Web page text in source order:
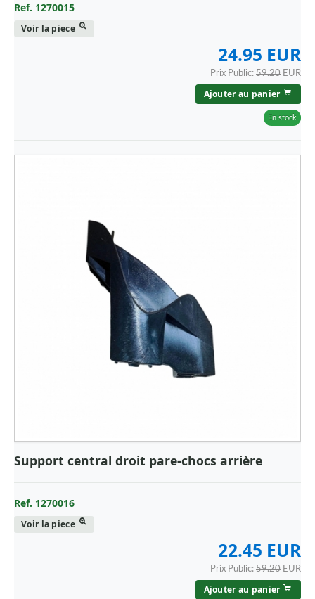
Ref. 1270015
Voir la piece
24.95 EUR
Prix Public: 59.20 EUR
Ajouter au panier
En stock
Support central droit pare-chocs arrière
Ref. 1270016
Voir la piece
22.45 EUR
Prix Public: 59.20 EUR
Ajouter au panier